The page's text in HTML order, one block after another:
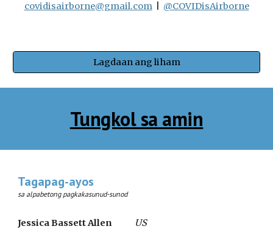
covidisairborne@gmail.com
@COVIDisAirborne
Lagdaan ang liham
Tungkol sa amin
Tagapag-ayos
sa alpabetong pagkakasunud-sunod
Jessica Bassett Allen US